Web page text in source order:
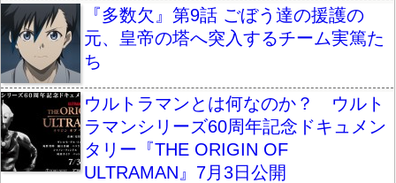
『多数欠』第9話 ごぼう達の援護の
元、皇帝の塔へ突入するチーム実篤た
ち
ウルトラマンとは何なのか？ ウルト
ラマンシリーズ60周年記念ドキュメン
タリー『THE ORIGIN OF
ULTRAMAN』7月3日公開